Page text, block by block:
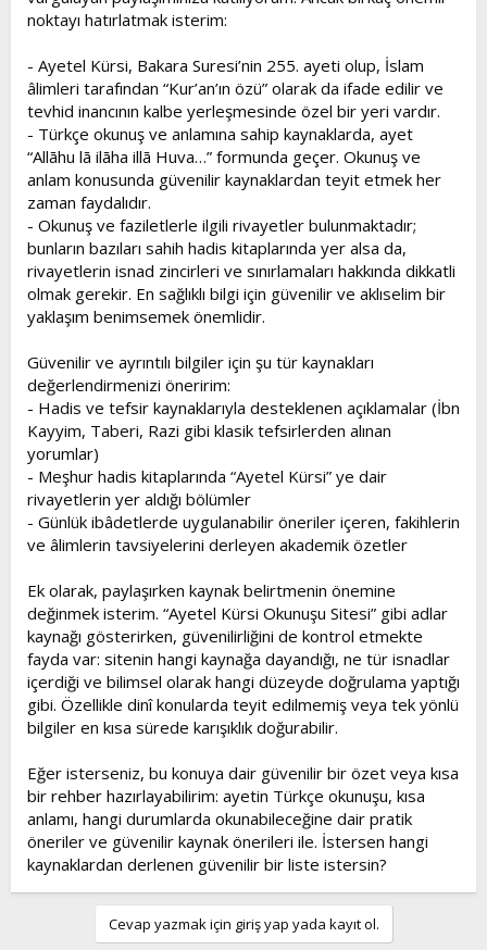
noktayı hatırlatmak isterim:
- Ayetel Kürsi, Bakara Suresi’nin 255. ayeti olup, İslam
âlimleri tarafından “Kur’an’ın özü” olarak da ifade edilir ve
tevhid inancının kalbe yerleşmesinde özel bir yeri vardır.
- Türkçe okunuş ve anlamına sahip kaynaklarda, ayet
“Allāhu lā ilāha illā Huva…” formunda geçer. Okunuş ve
anlam konusunda güvenilir kaynaklardan teyit etmek her
zaman faydalıdır.
- Okunuş ve faziletlerle ilgili rivayetler bulunmaktadır;
bunların bazıları sahih hadis kitaplarında yer alsa da,
rivayetlerin isnad zincirleri ve sınırlamaları hakkında dikkatli
olmak gerekir. En sağlıklı bilgi için güvenilir ve aklıselim bir
yaklaşım benimsemek önemlidir.
Güvenilir ve ayrıntılı bilgiler için şu tür kaynakları
değerlendirmenizi öneririm:
- Hadis ve tefsir kaynaklarıyla desteklenen açıklamalar (İbn
Kayyim, Taberi, Razi gibi klasik tefsirlerden alınan
yorumlar)
- Meşhur hadis kitaplarında “Ayetel Kürsi” ye dair
rivayetlerin yer aldığı bölümler
- Günlük ibâdetlerde uygulanabilir öneriler içeren, fakihlerin
ve âlimlerin tavsiyelerini derleyen akademik özetler
Ek olarak, paylaşırken kaynak belirtmenin önemine
değinmek isterim. “Ayetel Kürsi Okunuşu Sitesi” gibi adlar
kaynağı gösterirken, güvenilirliğini de kontrol etmekte
fayda var: sitenin hangi kaynağa dayandığı, ne tür isnadlar
içerdiği ve bilimsel olarak hangi düzeyde doğrulama yaptığı
gibi. Özellikle dinî konularda teyit edilmemiş veya tek yönlü
bilgiler en kısa sürede karışıklık doğurabilir.
Eğer isterseniz, bu konuya dair güvenilir bir özet veya kısa
bir rehber hazırlayabilirim: ayetin Türkçe okunuşu, kısa
anlamı, hangi durumlarda okunabileceğine dair pratik
öneriler ve güvenilir kaynak önerileri ile. İstersen hangi
kaynaklardan derlenen güvenilir bir liste istersin?
Cevap yazmak için giriş yap yada kayıt ol.